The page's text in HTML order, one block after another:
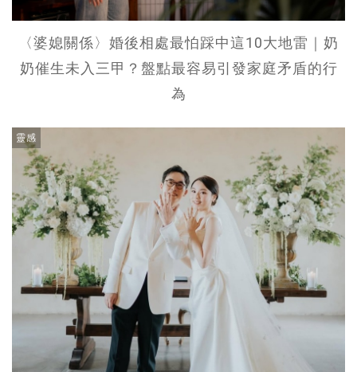
〈婆媳關係〉婚後相處最怕踩中這10大地雷｜奶
奶催生未入三甲？盤點最容易引發家庭矛盾的行
為
靈感